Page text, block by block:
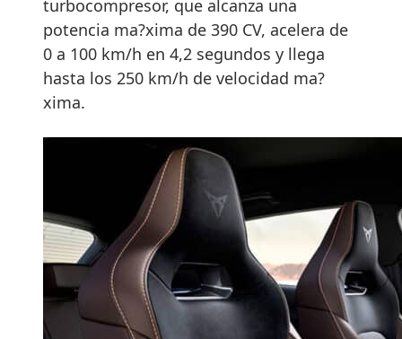
turbocompresor, que alcanza una
potencia ma?xima de 390 CV, acelera de
0 a 100 km/h en 4,2 segundos y llega
hasta los 250 km/h de velocidad ma?
xima.